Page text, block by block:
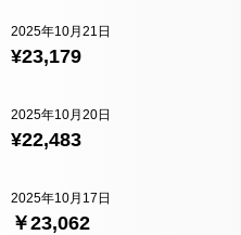
¥23,179
2025年10月21日
¥22,483
2025年10月20日
￥23,062
2025年10月17日